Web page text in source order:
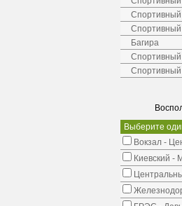
Спортивный
Спортивный
Багира
Спортивный
Выберите
Вокзал -
Киевский -